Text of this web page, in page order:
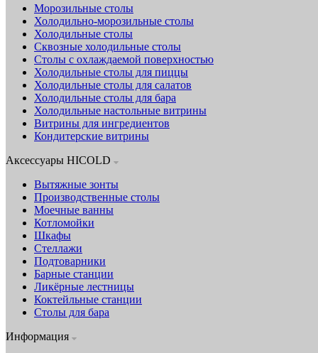
Морозильные столы
Холодильно-морозильные столы
Холодильные столы
Сквозные холодильные столы
Столы с охлаждаемой поверхностью
Холодильные столы для пиццы
Холодильные столы для салатов
Холодильные столы для бара
Холодильные настольные витрины
Витрины для ингредиентов
Кондитерские витрины
Аксессуары HICOLD
Вытяжные зонты
Производственные столы
Моечные ванны
Котломойки
Шкафы
Стеллажи
Подтоварники
Барные станции
Ликёрные лестницы
Коктейльные станции
Столы для бара
Информация